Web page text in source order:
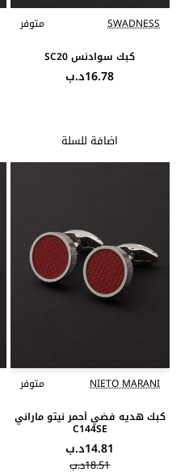
SWADNESS
متوفر
كبك سوادنس SC20
16.78د.ب
اضافة للسلة
NIETO MARANI
متوفر
كبك هديه فضي أحمر نيتو ماراني
C144SE
14.81د.ب
18.51د.ب